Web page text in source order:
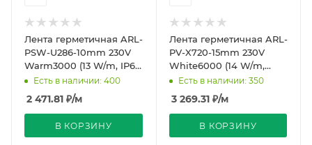
Лента герметичная ARL-
PSW-U286-10mm 230V
Warm3000 (13 W/m, IP67,
50m) (Arlight, -)
Есть в наличии: 400
2 471.81 ₽/м
В КОРЗИНУ
Лента герметичная ARL-
PV-X720-15mm 230V
White6000 (14 W/m,
IP65, 50m) (Arlight, -)
Есть в наличии: 350
3 269.31₽/м
В КОРЗИНУ